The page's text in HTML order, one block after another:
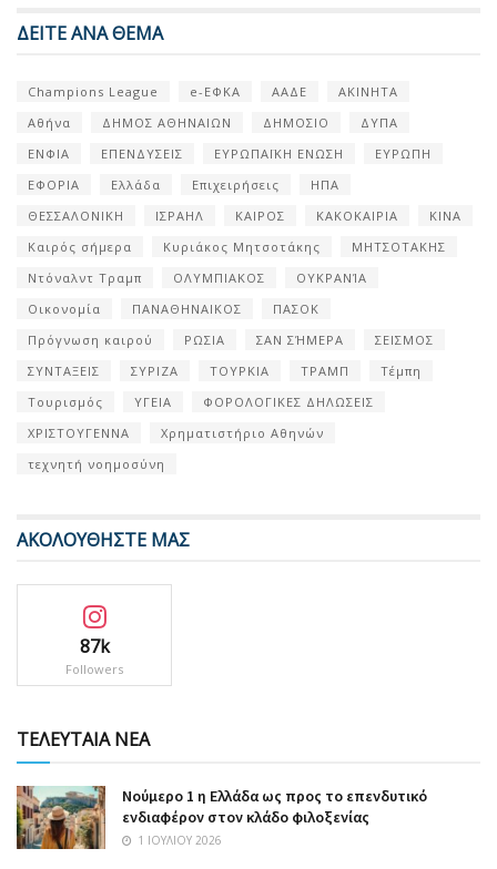
ΔΕΙΤΕ ΑΝΑ ΘΕΜΑ
Champions League e-ΕΦΚΑ ΑΑΔΕ
ΑΚΙΝΗΤΑ
Αθήνα
ΔΗΜΟΣ ΑΘΗΝΑΙΩΝ ΔΗΜΟΣΙΟ
ΔΥΠΑ
ΕΝΦΙΑ
ΕΠΕΝΔΥΣΕΙΣ ΕΥΡΩΠΑΪΚΗ ΕΝΩΣΗ
ΕΥΡΩΠΗ
ΕΦΟΡΙΑ
Ελλάδα Επιχειρήσεις
ΗΠΑ
ΘΕΣΣΑΛΟΝΙΚΗ
ΙΣΡΑΗΛ ΚΑΙΡΟΣ ΚΑΚΟΚΑΙΡΙΑ
ΚΙΝΑ
Καιρός σήμερα
Κυριάκος Μητσοτάκης
ΜΗΤΣΟΤΑΚΗΣ
Ντόναλντ Τραμπ
ΟΛΥΜΠΙΑΚΟΣ
ΟΥΚΡΑΝΊΑ
Οικονομία
ΠΑΝΑΘΗΝΑΙΚΟΣ
ΠΑΣΟΚ
Πρόγνωση καιρού
ΡΩΣΙΑ ΣΑΝ ΣΉΜΕΡΑ
ΣΕΙΣΜΟΣ
ΣΥΝΤΑΞΕΙΣ
ΣΥΡΙΖΑ ΤΟΥΡΚΙΑ ΤΡΑΜΠ
Τέμπη
Τουρισμός
ΥΓΕΙΑ
ΦΟΡΟΛΟΓΙΚΕΣ ΔΗΛΩΣΕΙΣ
ΧΡΙΣΤΟΥΓΕΝΝΑ
Χρηματιστήριο Αθηνών
τεχνητή νοημοσύνη
ΑΚΟΛΟΥΘΗΣΤΕ ΜΑΣ
87k
Followers
ΤΕΛΕΥΤΑΙΑ ΝΕΑ
Nούμερο 1 η Ελλάδα ως προς το επενδυτικό
ενδιαφέρον στον κλάδο φιλοξενίας
1 ΙΟΥΛΊΟΥ 2026